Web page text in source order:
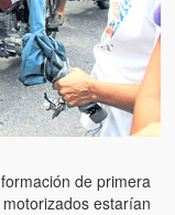
de primera
estarían